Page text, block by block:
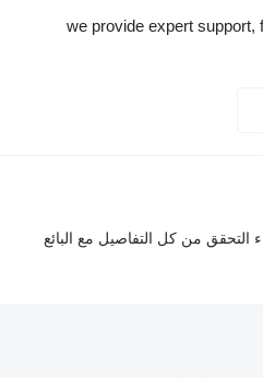
– we provide expert support,
التحقق من كل التفاصيل مع البائع